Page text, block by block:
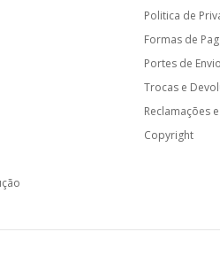
Politica de
Formas de
Portes de Envio
Trocas e
Reclamações
Copyright